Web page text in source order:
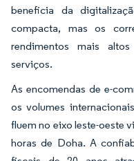
beneficia da
compacta, mas os
rendimentos mais
serviços.
As encomendas de e-
os volumes
fluem no eixo leste-oeste
horas de Doha. A